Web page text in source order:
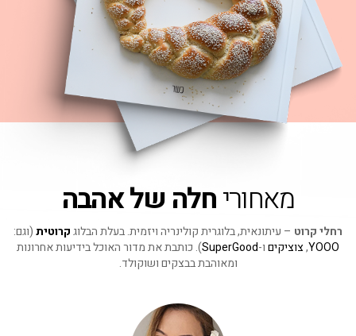
מאחוריחלה של אהבה
רחלי קרוט – עיתונאית, בלוגרית קולינריה ויזמית. בעלת הבלוגקרוטית(וגם:
YOOO
,צוציקיםו-SuperGood). כותבת את מדור האוכל בידיעות אחרונות
ומאוהבת בבצקים ושוקולד.
Terms &
Warranty